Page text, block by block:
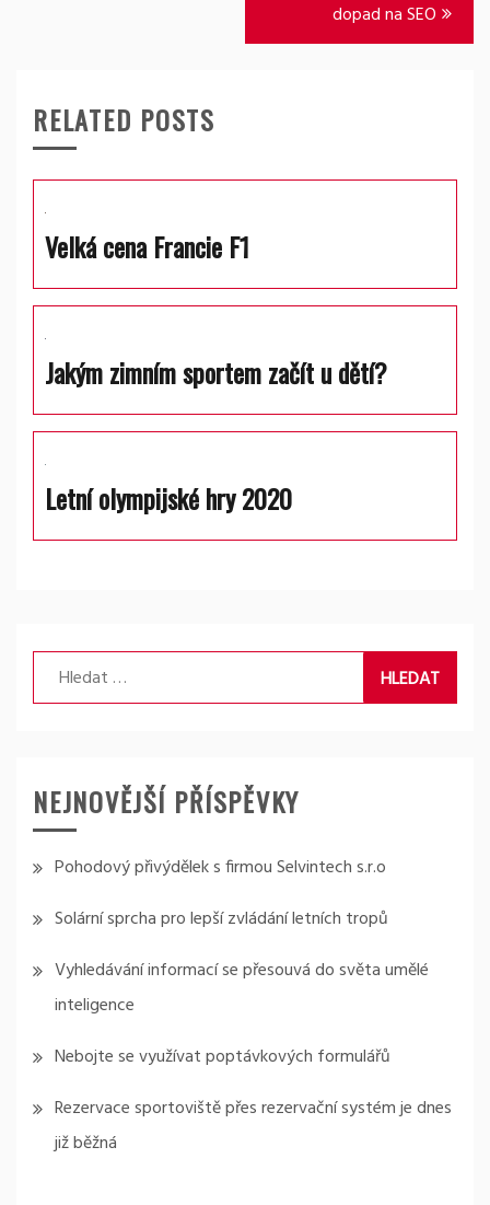
dopad na SEO
RELATED POSTS
Velká cena Francie F1
Jakým zimním sportem začít u dětí?
Letní olympijské hry 2020
Vyhledávání
NEJNOVĚJŠÍ PŘÍSPĚVKY
Pohodový přivýdělek s firmou Selvintech s.r.o
Solární sprcha pro lepší zvládání letních tropů
Vyhledávání informací se přesouvá do světa umělé
inteligence
Nebojte se využívat poptávkových formulářů
Rezervace sportoviště přes rezervační systém je dnes
již běžná